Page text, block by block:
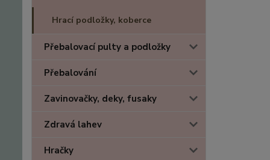
Hrací podložky, koberce
Přebalovací pulty a podložky
Přebalování
Zavinovačky, deky, fusaky
Zdravá lahev
Hračky